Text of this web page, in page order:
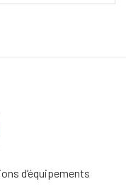
d’équipements